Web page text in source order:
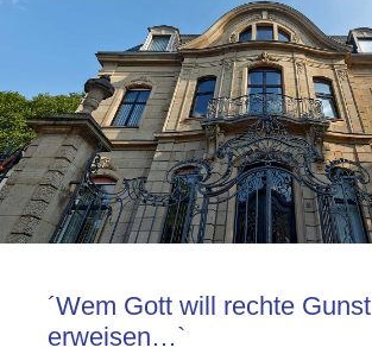
´Wem Gott will rechte Gunst
erweisen…`